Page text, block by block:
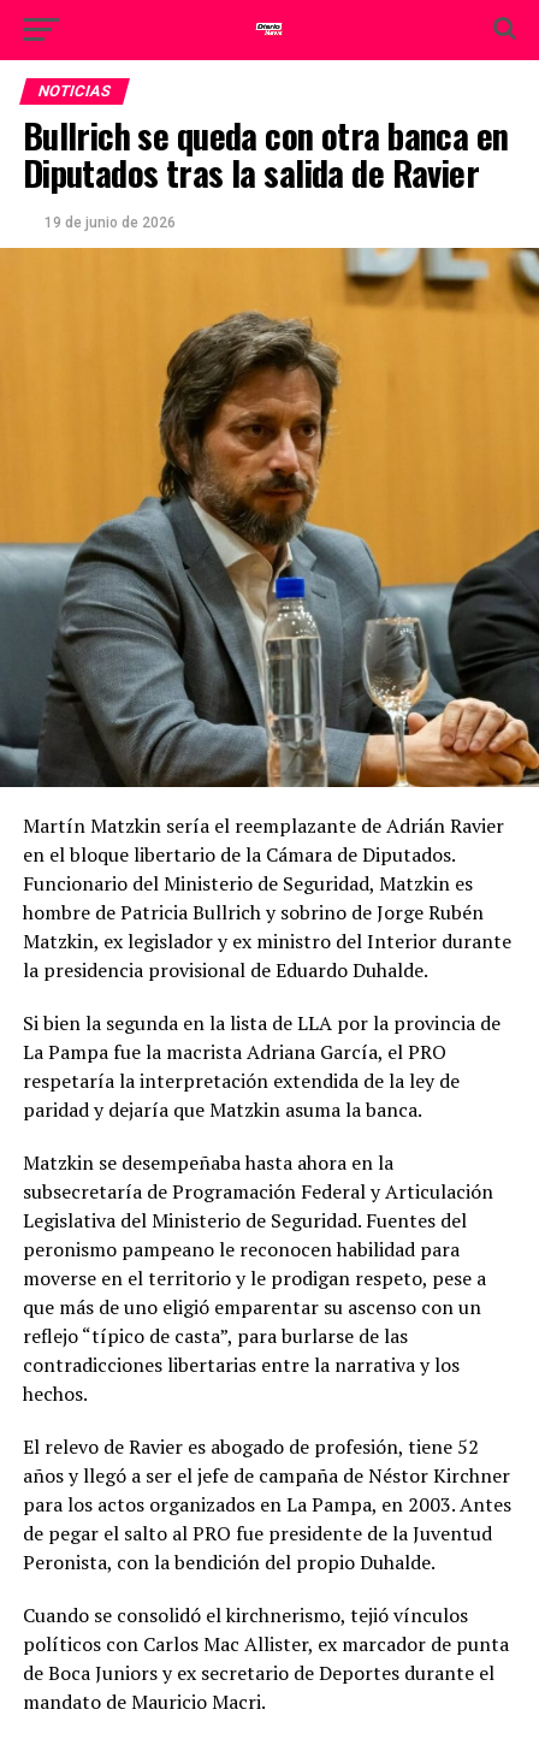
NOTICIAS
Bullrich se queda con otra banca en
Diputados tras la salida de Ravier
19 de junio de 2026
Martín Matzkin sería el reemplazante de Adrián Ravier
en el bloque libertario de la Cámara de Diputados.
Funcionario del Ministerio de Seguridad, Matzkin es
hombre de Patricia Bullrich y sobrino de Jorge Rubén
Matzkin, ex legislador y ex ministro del Interior durante
la presidencia provisional de Eduardo Duhalde.
Si bien la segunda en la lista de LLA por la provincia de
La Pampa fue la macrista Adriana García, el PRO
respetaría la interpretación extendida de la ley de
paridad y dejaría que Matzkin asuma la banca.
Matzkin se desempeñaba hasta ahora en la
subsecretaría de Programación Federal y Articulación
Legislativa del Ministerio de Seguridad. Fuentes del
peronismo pampeano le reconocen habilidad para
moverse en el territorio y le prodigan respeto, pese a
que más de uno eligió emparentar su ascenso con un
reflejo “típico de casta”, para burlarse de las
contradicciones libertarias entre la narrativa y los
hechos.
El relevo de Ravier es abogado de profesión, tiene 52
años y llegó a ser el jefe de campaña de Néstor Kirchner
para los actos organizados en La Pampa, en 2003. Antes
de pegar el salto al PRO fue presidente de la Juventud
Peronista, con la bendición del propio Duhalde.
Cuando se consolidó el kirchnerismo, tejió vínculos
políticos con Carlos Mac Allister, ex marcador de punta
de Boca Juniors y ex secretario de Deportes durante el
mandato de Mauricio Macri.